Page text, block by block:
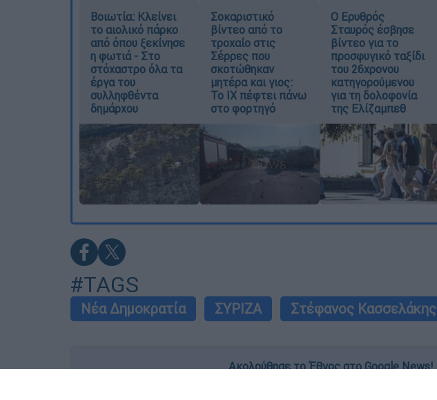
Βοιωτία: Κλείνει
το αιολικό πάρκο
από όπου ξεκίνησε
η φωτιά - Στο
στόχαστρο όλα τα
έργα του
συλληφθέντα
δημάρχου
Σοκαριστικό
βίντεο από το
τροχαίο στις
Σέρρες που
σκοτώθηκαν
μητέρα και γιος:
Το ΙΧ πέφτει πάνω
στο φορτηγό
Ο Ερυθρός
Σταυρός έσβησε
βίντεο για το
προσφυγικό ταξίδι
του 26χρονου
κατηγορούμενου
για τη δολοφονία
της Ελίζαμπεθ
#TAGS
Νέα Δημοκρατία ΣΥΡΙΖΑ Στέφανος Κασσελάκης
Ακολούθησε το Έθνος στο Google News!